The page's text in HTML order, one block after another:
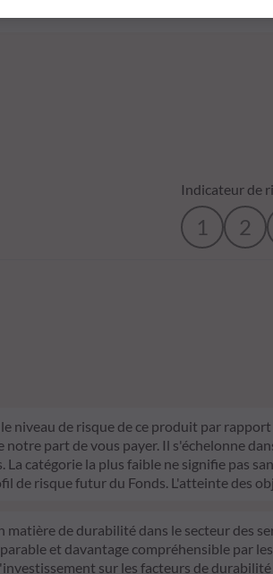
Indicateur de
1 2
niveau de risque de ce produit par
part de vous payer. Il s'échelonne
catégorie la plus faible ne signifie pas
de risque futur du Fonds. L'atteinte des
de durabilité dans le secteur des
et davantage compréhensible par
sur les facteurs de